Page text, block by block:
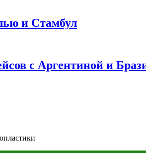
и Стамбул
с Аргентиной и